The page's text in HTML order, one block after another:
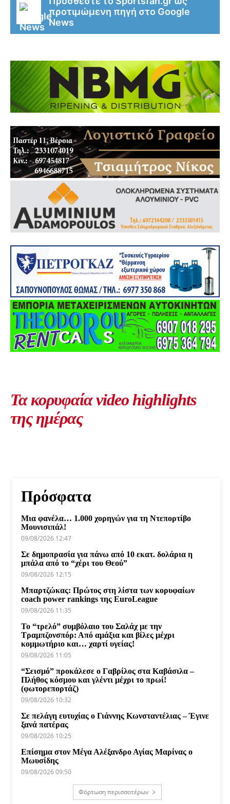
προτιμώμενη πηγή στο Google
News
Τα κορυφαία video highlights
της ημέρας
Πρόσφατα
Μια φανέλα… 1.000 χορηγών για τη Ντεπορτίβο
Μουνισιπάλ!
09/08/2026 12:47
Σε δημοπρασία για πάνω από 10 εκατ. δολάρια η
μπάλα από το “χέρι του Θεού”
09/08/2026 12:15
Μπαρτζώκας: Πρώτος στη λίστα των κορυφαίων
coach power rankings της EuroLeague
09/08/2026 11:35
Το “τρελό” συμβόλαιο του Σαλάχ με την
Τραμπζονσπόρ: Από αμάξια και βίλες μέχρι
κομμωτήριο και… χαρτί υγείας!
09/08/2026 11:05
“Σεισμό” προκάλεσε ο Γαβρίλος στα Καβάσιλα –
Πλήθος κόσμου και γλέντι μέχρι το πρωί!
(φωτορεπορτάζ)
09/08/2026 10:32
Σε πελάγη ευτυχίας ο Γιάννης Κωνσταντέλιας – Έγινε
ξανά πατέρας
09/08/2026 10:25
Επίσημα στον Μέγα Αλέξανδρο Αγίας Μαρίνας ο
Μωυσίδης
09/08/2026 09:50
Φόρτωση περισσοτέρων